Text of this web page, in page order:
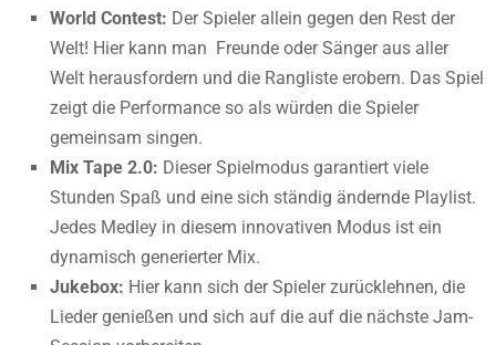
World Contest: Der Spieler allein gegen den Rest der
Welt! Hier kann man Freunde oder Sänger aus aller
Welt herausfordern und die Rangliste erobern. Das Spiel
zeigt die Performance so als würden die Spieler
gemeinsam singen.
Mix Tape 2.0: Dieser Spielmodus garantiert viele
Stunden Spaß und eine sich ständig ändernde Playlist.
Jedes Medley in diesem innovativen Modus ist ein
dynamisch generierter Mix.
Jukebox: Hier kann sich der Spieler zurücklehnen, die
Lieder genießen und sich auf die auf die nächste Jam-